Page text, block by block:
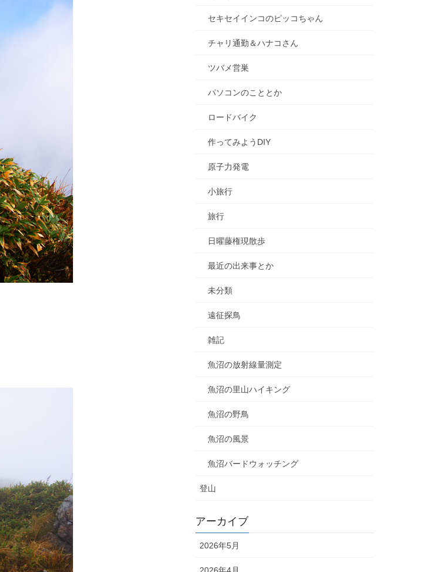
セキセイインコのピッコちゃん
チャリ通勤＆ハナコさん
ツバメ営巣
パソコンのこととか
ロードバイク
作ってみようDIY
原子力発電
小旅行
旅行
日曜藤権現散歩
最近の出来事とか
未分類
遠征探鳥
雑記
魚沼の放射線量測定
魚沼の里山ハイキング
魚沼の野鳥
魚沼の風景
魚沼バードウォッチング
登山
アーカイブ
2026年5月